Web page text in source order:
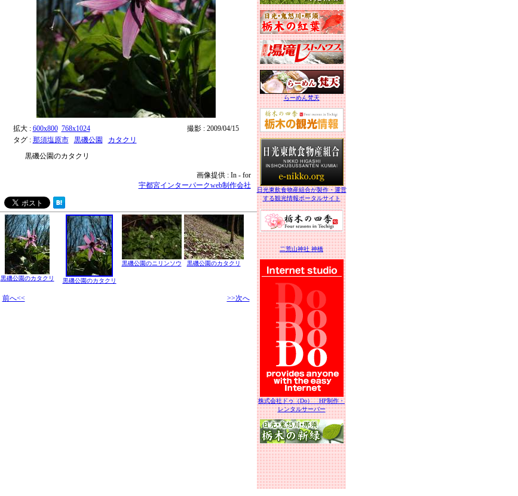
拡大 : 600x800 768x1024
撮影 : 2009/04/15
タグ : 那須塩原市 黒磯公園
カタクリ
黒磯公園のカタクリ
画像提供 : In - for
宇都宮インターパークweb制作会社
黒磯公園のカタクリ 黒磯公園のカタクリ
黒磯公園のニリンソウ 黒磯公園のカタクリ
前へ<< >>次へ
らーめん梵天
日光東飲食物産組合が製作・運営
する観光情報ポータルサイト
二荒山神社 神橋
株式会社ドゥ（Do） HP制作・
レンタルサーバー